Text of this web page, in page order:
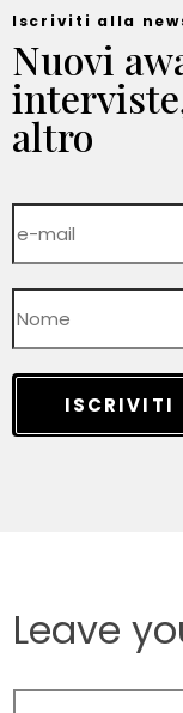
Iscriviti alla
Nuovi
altro
ISCRIVITI
Leave